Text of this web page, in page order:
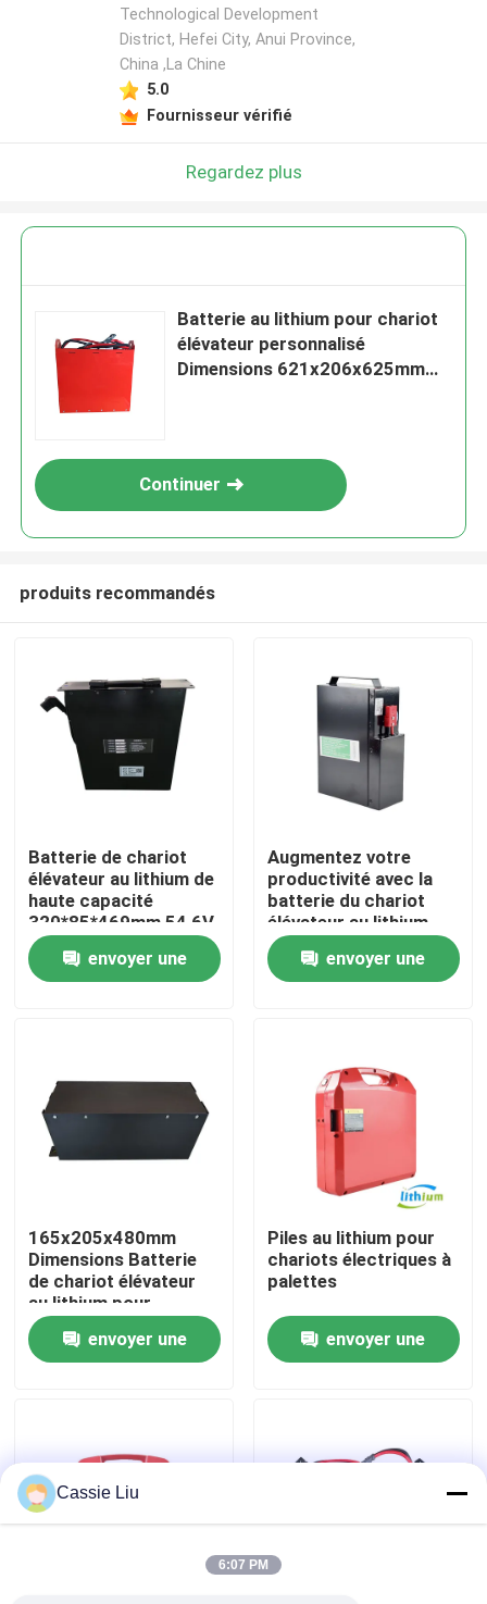
Maison
Au sujet de nous
Contrôle de qualité
Demandez une citation
Lithium électrique Ion Battery de chariot élévateur
Batterie de chariot élévateur au lithium-ion de 48 volts
Technological Development
District, Hefei City, Anui Province,
China ,La Chine
5.0
Fournisseur vérifié
Regardez plus
Batterie au lithium pour chariot
élévateur personnalisé
Dimensions 621x206x625mm
Continuer
produits recommandés
Batterie de chariot
élévateur au lithium de
haute capacité
320*85*469mm 54,6V
Longue durée de vie
envoyer une
Augmentez votre
productivité avec la
batterie du chariot
élévateur au lithium
envoyer une
165x205x480mm
Dimensions Batterie
de chariot élévateur
au lithium pour
applications lourdes
envoyer une
Piles au lithium pour
chariots électriques à
palettes
envoyer une
Cassie Liu
6:07 PM